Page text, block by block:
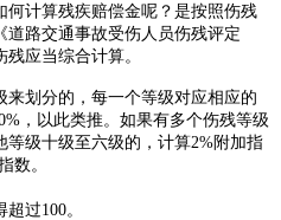
计算残疾赔偿金呢？是按照伤残
路交通事故受伤人员伤残评定
应当综合计算。
划分的，每一个等级对应相应的
，以此类推。如果有多个伤残等级
等级十级至六级的，计算2%附加指
数。
超过100。